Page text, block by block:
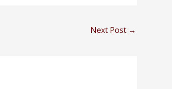
Next Post →